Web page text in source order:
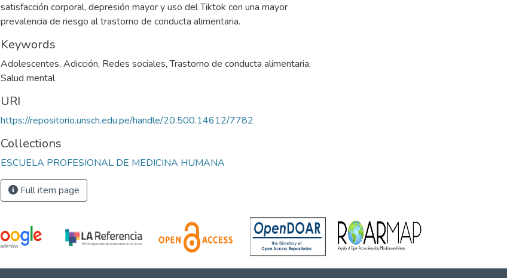
satisfacción corporal, depresión mayor y uso del Tiktok con una mayor
prevalencia de riesgo al trastorno de conducta alimentaria.
Keywords
Adolescentes, Adicción, Redes sociales,Trastorno de conducta alimentaria,
Salud mental
URI
https://repositorio.unsch.edu.pe/handle/20.500.14612/7782
Collections
ESCUELA PROFESIONAL DE MEDICINA HUMANA
Full item page